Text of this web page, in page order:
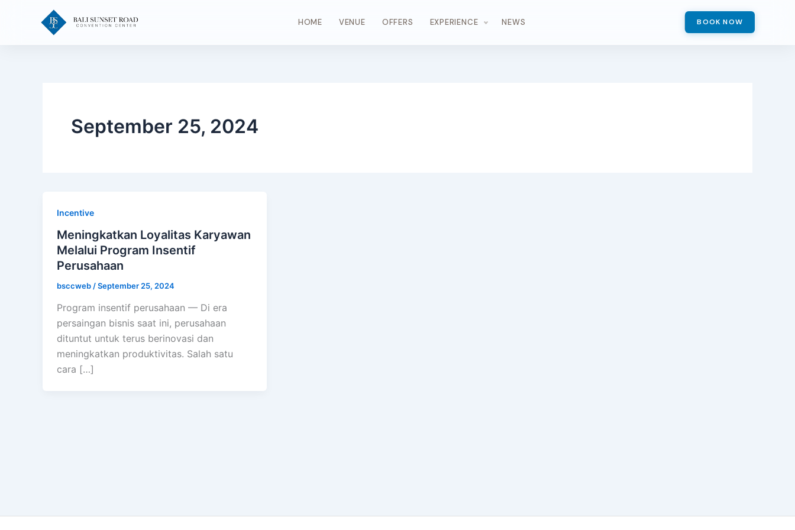
HOME VENUE OFFERS EXPERIENCE NEWS BOOK NOW
September 25, 2024
Incentive
Meningkatkan Loyalitas Karyawan
Melalui Program Insentif
Perusahaan
bsccweb /September 25, 2024
Program insentif perusahaan — Di era
persaingan bisnis saat ini, perusahaan
dituntut untuk terus berinovasi dan
meningkatkan produktivitas. Salah satu
cara […]